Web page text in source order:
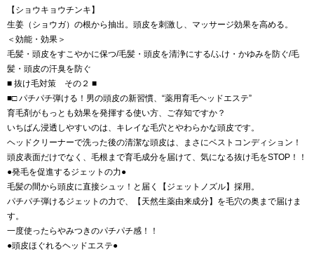
【ショウキョウチンキ】
生姜（ショウガ）の根から抽出。頭皮を刺激し、マッサージ効果を高める。
＜効能・効果＞
毛髪・頭皮をすこやかに保つ/毛髪・頭皮を清浄にする/ふけ・かゆみを防ぐ/毛
髪・頭皮の汗臭を防ぐ
■ 抜け毛対策 その２ ■
■□ パチパチ弾ける！男の頭皮の新習慣、“薬用育毛ヘッドエステ”
育毛剤がもっとも効果を発揮する使い方、ご存知ですか？
いちばん浸透しやすいのは、キレイな毛穴とやわらかな頭皮です。
ヘッドクリーナーで洗った後の清潔な頭皮は、まさにベストコンディション！
頭皮表面だけでなく、毛根まで育毛成分を届けて、気になる抜け毛をSTOP！！
●発毛を促進するジェットの力●
毛髪の間から頭皮に直接シュッ！と届く【ジェットノズル】採用。
パチパチ弾けるジェットの力で、【天然生薬由来成分】を毛穴の奥まで届けま
す。
一度使ったらやみつきのパチパチ感！！
●頭皮ほぐれるヘッドエステ●